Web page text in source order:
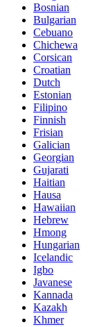
Bosnian
Bulgarian
Cebuano
Chichewa
Corsican
Croatian
Dutch
Estonian
Filipino
Finnish
Frisian
Galician
Georgian
Gujarati
Haitian
Hausa
Hawaiian
Hebrew
Hmong
Hungarian
Icelandic
Igbo
Javanese
Kannada
Kazakh
Khmer